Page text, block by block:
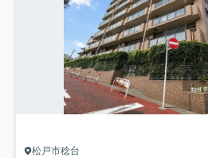
松戸市稔台